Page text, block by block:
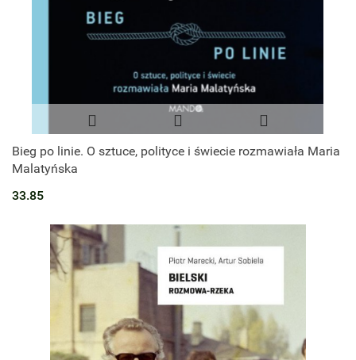
Bieg po linie. O sztuce, polityce i świecie rozmawiała Maria
Malatyńska
33.85